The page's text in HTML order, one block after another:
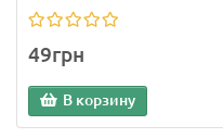
49грн
В корзину